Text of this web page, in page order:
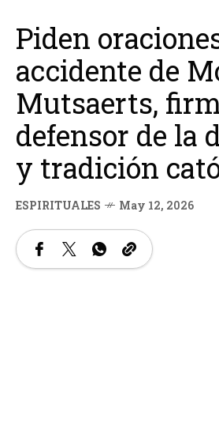
Piden
accidente de
Mutsaerts,
defensor de la
y tradición
ESPIRITUALES May 12, 2026